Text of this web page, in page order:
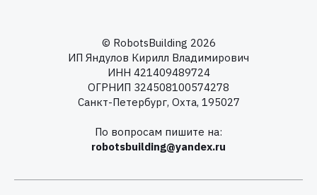
© RobotsBuilding 2026
ИП Яндулов Кирилл Владимирович
ИНН 421409489724
ОГРНИП 324508100574278
Санкт-Петербург, Охта, 195027
По вопросам пишите на:
robotsbuilding@yandex.ru